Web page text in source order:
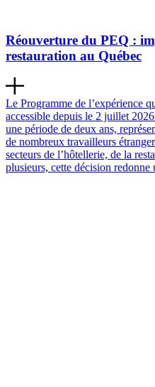
Réouverture du PEQ :
restauration au Québec
Le Programme de l’expérience
accessible depuis le 2 juillet
une période de deux ans,
de nombreux travailleurs
secteurs de l’hôtellerie, de la
plusieurs, cette décision